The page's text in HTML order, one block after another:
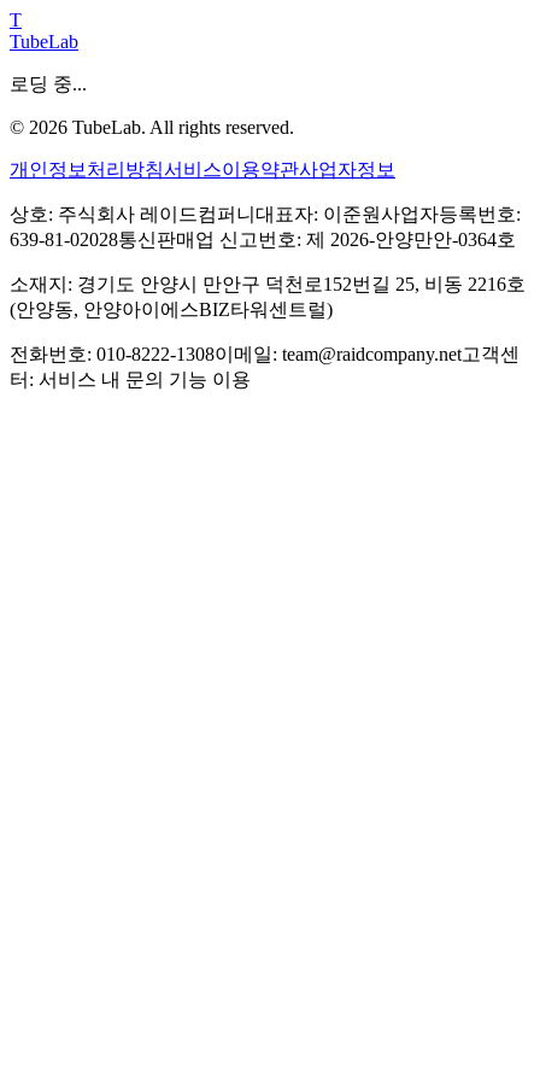
T
TubeLab
로딩 중...
© 2026 TubeLab. All rights reserved.
개인정보처리방침서비스이용약관사업자정보
상호: 주식회사 레이드컴퍼니 대표자: 이준원사업자등록번호:
639-81-02028통신판매업 신고번호: 제 2026-안양만안-0364호
소재지: 경기도 안양시 만안구 덕천로152번길 25, 비동 2216호
(안양동, 안양아이에스BIZ타워센트럴)
전화번호: 010-8222-1308이메일: team@raidcompany.net고객센
터: 서비스 내 문의 기능 이용